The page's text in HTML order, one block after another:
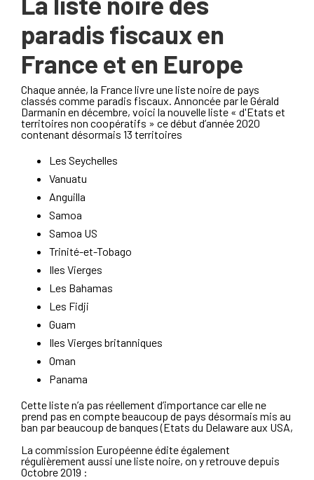
paradis fiscaux en
France et en Europe
Chaque année, la France livre une liste noire de pays
classés comme paradis fiscaux. Annoncée par le Gérald
Darmanin en décembre, voici la nouvelle liste « d'Etats et
territoires non coopératifs » ce début d’année 2020
contenant désormais 13 territoires
Les Seychelles
Vanuatu
Anguilla
Samoa
Samoa US
Trinité-et-Tobago
Iles Vierges
Les Bahamas
Les Fidji
Guam
Iles Vierges britanniques
Oman
Panama
Cette liste n’a pas réellement d’importance car elle ne
prend pas en compte beaucoup de pays désormais mis au
ban par beaucoup de banques (Etats du Delaware aux USA,
La commission Européenne édite également
régulièrement aussi une liste noire, on y retrouve depuis
Octobre 2019 :